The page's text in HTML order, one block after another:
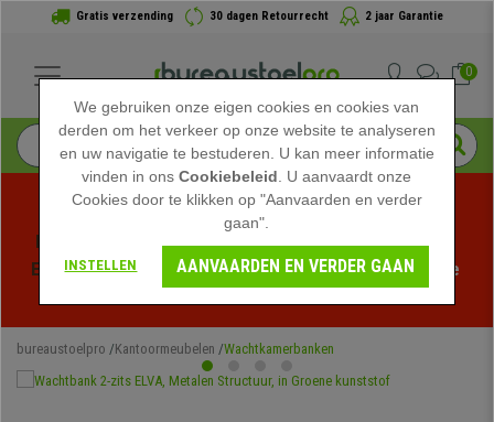
Gratis verzending 30 dagen Retourrecht 2 jaar Garantie
0
Profiteer van de Zomeruitverkoop bij bureaustoelpro!
Exclusieve kortingen voor een beperkte tijd - Bekijk de
bureaustoelpro Kantoormeubelen Wachtkamerbanken
We gebruiken onze eigen cookies en cookies van
derden om het verkeer op onze website te analyseren
en uw navigatie te bestuderen. U kan meer informatie
vinden in onsCookiebeleid . U aanvaardt onze
Cookies door te klikken op "Aanvaarden en verder
gaan".
INSTELLEN AANVAARDEN EN VERDER GAAN